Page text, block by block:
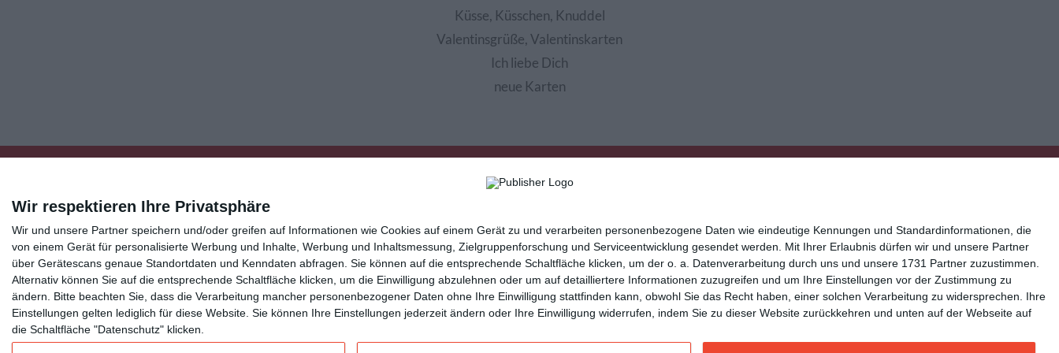
Wir respektieren Ihre Privatsphäre
Wir und unsere Partner speichern und/oder greifen auf Informationen wie Cookies auf einem Gerät zu und verarbeiten personenbezogene Daten wie eindeutige Kennungen und Standardinformationen, die
von einem Gerät für personalisierte Werbung und Inhalte, Werbung und Inhaltsmessung, Zielgruppenforschung und Serviceentwicklung gesendet werden.
Mit Ihrer Erlaubnis dürfen wir und unsere Partner
über Gerätescans genaue Standortdaten und Kenndaten abfragen. Sie können auf die entsprechende Schaltfläche klicken, um der o. a. Datenverarbeitung durch uns und unsere 1731 Partner zuzustimmen.
Alternativ können Sie auf die entsprechende Schaltfläche klicken, um die Einwilligung abzulehnen oder um auf detailliertere Informationen zuzugreifen und um Ihre Einstellungen vor der Zustimmung zu
ändern.
Bitte beachten Sie, dass die Verarbeitung mancher personenbezogener Daten ohne Ihre Einwilligung stattfinden kann, obwohl Sie das Recht haben, einer solchen Verarbeitung zu widersprechen. Ihre
Einstellungen gelten lediglich für diese Website. Sie können Ihre Einstellungen jederzeit ändern oder Ihre Einwilligung widerrufen, indem Sie zu dieser Website zurückkehren und unten auf der Webseite auf
die Schaltfläche "Datenschutz" klicken.
Küsse, Küsschen, Knuddel
Valentinsgrüße, Valentinskarten
Ich liebe Dich
neue Karten
Kisseo©
Entdecken Sie auch: Ereignis-Kalender Kisseo Newsletter Hilfe / FAQ Nutzungsbedingungen Impressum
Kisseo auf Facebook
Unsere Grußkarten auf anderen Sprachen:
free ecards cartes de voeux tarjetas virtuales
cartoline di auguri
Verschicken Sieoriginelle Geburtstagskarten